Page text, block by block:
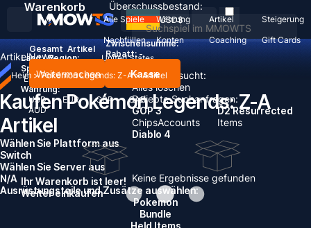
Zuletzt gesucht:
Alles löschen
Beliebte Suchanfragen:
GOP 3
ChipsAccounts
D2 Resurrected
Items
Diablo 4
Keine Ergebnisse gefunden
Alle Spiele Währung Artikel
Steigerung
Nachfüllen
Konten Coaching Gift Cards
USD$
Land / Region:
United States
Sprache:
English DeutschFrançais Español
Währung:
USD
EUR GBP
CAD
AUD
Warenkorb
Gesamt Artikel
Zwischensumme:
Rabatt: -
Weitermachen Kasse
Ihr Warenkorb ist leer!
Weiter einkaufen
Überschussbestand:
ArtikelNews
Heim > Pokémon Legends: Z-A> Artikel
Kaufen Pokémon Legends: Z-A
Artikel
Wählen Sie Plattform aus
Switch
Wählen Sie Server aus
N/A
Ausrüstungsteile und Zusätze auswählen:
Pokemon
Bundle
Held Items